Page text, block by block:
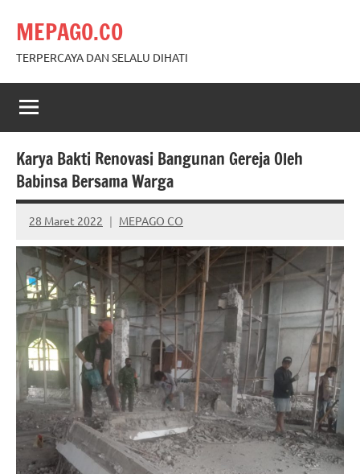
content
MEPAGO.CO
TERPERCAYA DAN SELALU DIHATI
Karya Bakti Renovasi Bangunan Gereja Oleh
Babinsa Bersama Warga
28 Maret 2022 MEPAGO CO
No
comments